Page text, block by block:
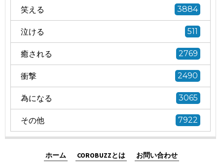
笑える 3884
泣ける 511
癒される 2769
衝撃 2490
為になる 3065
その他 7922
ホーム COROBUZZとは お問い合わせ